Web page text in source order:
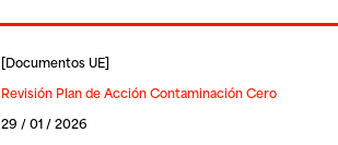
[Documentos UE]
Revisión Plan de Acción Contaminación Cero
29 / 01 / 2026